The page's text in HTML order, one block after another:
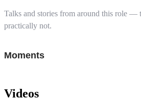
Talks and stories from around this role —
practically not.
Moments
Videos